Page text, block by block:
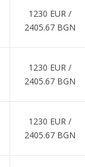
1230 EUR ∕
2405.67 BGN
1230 EUR ∕
2405.67 BGN
1230 EUR ∕
2405.67 BGN